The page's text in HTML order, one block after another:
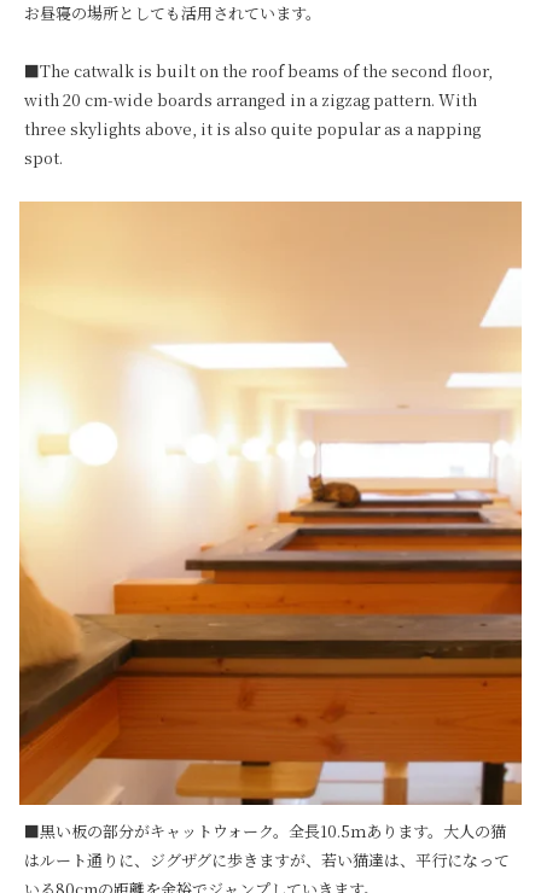
お昼寝の場所としても活用されています。
■The catwalk is built on the roof beams of the second floor,
with 20 cm-wide boards arranged in a zigzag pattern. With
three skylights above, it is also quite popular as a napping
spot.
■黒い板の部分がキャットウォーク。全長10.5ｍあります。大人の猫
はルート通りに、ジグザグに歩きますが、若い猫達は、平行になって